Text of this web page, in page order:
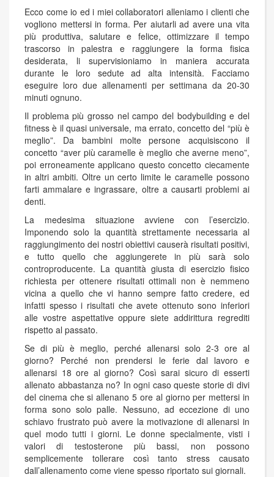
Ecco come io ed i miei collaboratori alleniamo i clienti che
vogliono mettersi in forma. Per aiutarli ad avere una vita
più produttiva, salutare e felice, ottimizzare il tempo
trascorso in palestra e raggiungere la forma fisica
desiderata, li supervisioniamo in maniera accurata
durante le loro sedute ad alta intensità. Facciamo
eseguire loro due allenamenti per settimana da 20-30
minuti ognuno.
Il problema più grosso nel campo del bodybuilding e del
fitness è il quasi universale, ma errato, concetto del “più è
meglio”. Da bambini molte persone acquisiscono il
concetto “aver più caramelle è meglio che averne meno”,
poi erroneamente applicano questo concetto ciecamente
in altri ambiti. Oltre un certo limite le caramelle possono
farti ammalare e ingrassare, oltre a causarti problemi ai
denti.
La medesima situazione avviene con l’esercizio.
Imponendo solo la quantità strettamente necessaria al
raggiungimento dei nostri obiettivi causerà risultati positivi,
e tutto quello che aggiungerete in più sarà solo
controproducente. La quantità giusta di esercizio fisico
richiesta per ottenere risultati ottimali non è nemmeno
vicina a quello che vi hanno sempre fatto credere, ed
infatti spesso i risultati che avete ottenuto sono inferiori
alle vostre aspettative oppure siete addirittura regrediti
rispetto al passato.
Se di più è meglio, perché allenarsi solo 2-3 ore al
giorno? Perché non prendersi le ferie dal lavoro e
allenarsi 18 ore al giorno? Così sarai sicuro di esserti
allenato abbastanza no? In ogni caso queste storie di divi
del cinema che si allenano 5 ore al giorno per mettersi in
forma sono solo palle. Nessuno, ad eccezione di uno
schiavo frustrato può avere la motivazione di allenarsi in
quel modo tutti i giorni. Le donne specialmente, visti i
valori di testosterone più bassi, non possono
semplicemente tollerare così tanto stress causato
dall’allenamento come viene spesso riportato sui giornali.